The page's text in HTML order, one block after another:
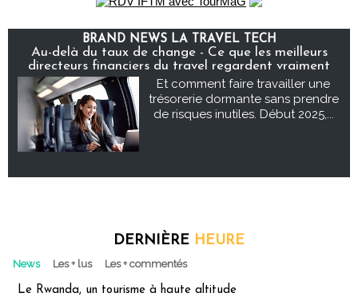
BRAND NEWS LA TRAVEL TECH
Au-delà du taux de change - Ce que les meilleurs
directeurs financiers du travel regardent vraiment
Et comment faire travailler une
trésorerie dormante sans prendre
de risques inutiles. Début 2025,...
DERNIÈRE HEURE
News Les + lus Les + commentés
Le Rwanda, un tourisme à haute altitude